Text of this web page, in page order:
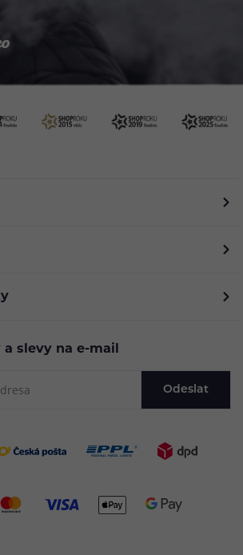
slevy na e-mail
Odeslat